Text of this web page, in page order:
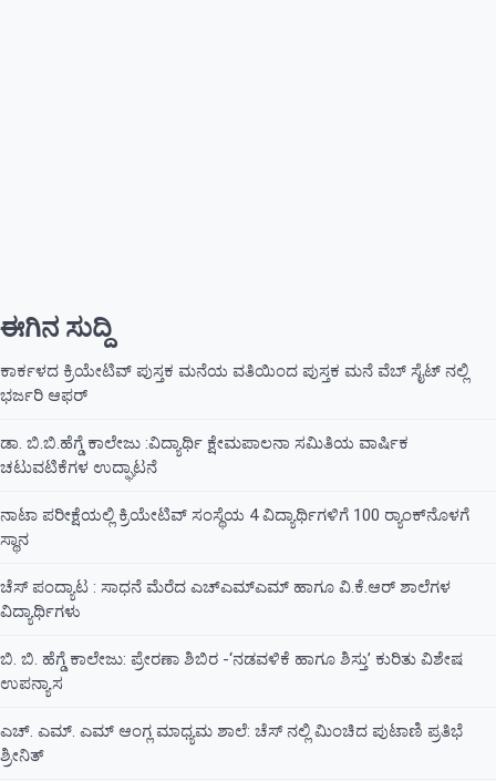
ಈಗಿನ ಸುದ್ದಿ
ಕಾರ್ಕಳದ ಕ್ರಿಯೇಟಿವ್ ಪುಸ್ತಕ ಮನೆಯ ವತಿಯಿಂದ ಪುಸ್ತಕ ಮನೆ ವೆಬ್ ಸೈಟ್ ನಲ್ಲಿ
ಭರ್ಜರಿ ಆಫರ್
ಡಾ. ಬಿ.ಬಿ.ಹೆಗ್ಡೆ ಕಾಲೇಜು :ವಿದ್ಯಾರ್ಥಿ ಕ್ಷೇಮಪಾಲನಾ ಸಮಿತಿಯ ವಾರ್ಷಿಕ
ಚಟುವಟಿಕೆಗಳ ಉದ್ಘಾಟನೆ
ನಾಟಾ ಪರೀಕ್ಷೆಯಲ್ಲಿ ಕ್ರಿಯೇಟಿವ್ ಸಂಸ್ಥೆಯ 4 ವಿದ್ಯಾರ್ಥಿಗಳಿಗೆ 100 ರ‍್ಯಾಂಕ್‌ನೊಳಗೆ
ಸ್ಥಾನ
ಚೆಸ್ ಪಂದ್ಯಾಟ : ಸಾಧನೆ ಮೆರೆದ ಎಚ್ಎಮ್ಎಮ್ ಹಾಗೂ ವಿ.ಕೆ.ಆರ್ ಶಾಲೆಗಳ
ವಿದ್ಯಾರ್ಥಿಗಳು
ಬಿ. ಬಿ. ಹೆಗ್ಡೆ ಕಾಲೇಜು: ಪ್ರೇರಣಾ ಶಿಬಿರ -‘ನಡವಳಿಕೆ ಹಾಗೂ ಶಿಸ್ತು’ ಕುರಿತು ವಿಶೇಷ
ಉಪನ್ಯಾಸ
ಎಚ್. ಎಮ್. ಎಮ್ ಆಂಗ್ಲ ಮಾಧ್ಯಮ ಶಾಲೆ: ಚೆಸ್ ನಲ್ಲಿ ಮಿಂಚಿದ ಪುಟಾಣಿ ಪ್ರತಿಭೆ
ಶ್ರೀನಿತ್